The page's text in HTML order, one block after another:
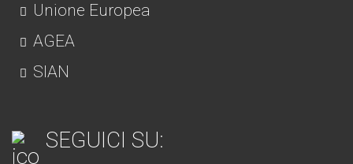
Unione Europea
AGEA
SIAN
SEGUICI SU: